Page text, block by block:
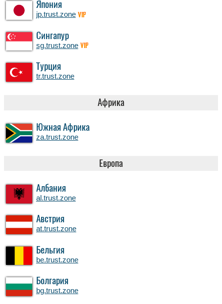
Япония
jp.trust.zone VIP
Сингапур
sg.trust.zone VIP
Турция
tr.trust.zone
Африка
Южная Африка
za.trust.zone
Европа
Албания
al.trust.zone
Австрия
at.trust.zone
Бельгия
be.trust.zone
Болгария
bg.trust.zone